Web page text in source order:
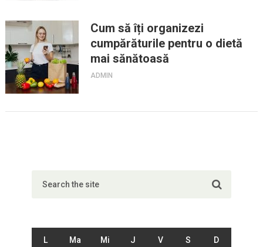
Cum să îți organizezi
cumpărăturile pentru o dietă
mai sănătoasă
ADMIN
L Ma Mi J V S D